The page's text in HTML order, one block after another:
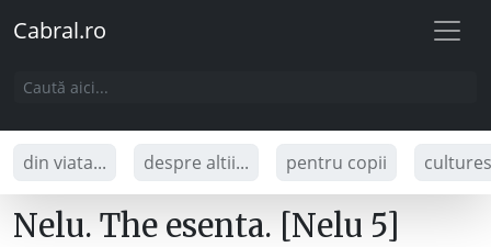
Cabral.ro
din viata... despre altii... pentru copii
Nelu. The esenta. [Nelu 5]